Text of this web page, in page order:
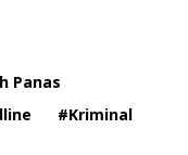
Panas
#Kriminal